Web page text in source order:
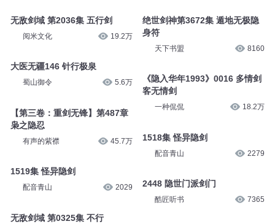
无敌剑域 第2036集 五行剑
阅米文化 19.2万
大医无疆146 针行极泉
蜀山御令 5.6万
【第三卷：重剑无锋】第487章
枭之隐忍
有声的紫襟 45.7万
1519集 怪异隐剑
配音青山 2029
无敌剑域 第0325集 不行
绝世剑神第3672集 遁地无极隐
身符
天下书盟 8160
《隐入华年1993》0016 多情剑
客无情剑
一种侃侃 18.2万
1518集 怪异隐剑
配音青山 2279
2448 隐世门派剑门
酷匠听书 7365